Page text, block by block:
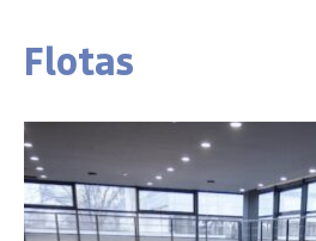
Flotas